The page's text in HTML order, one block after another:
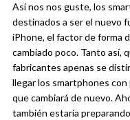
Así nos nos guste, los
destinados a ser el nuevo
iPhone, el factor de forma
cambiado poco. Tanto así,
fabricantes apenas se
llegar los smartphones
que cambiará de nuevo.
también estaría